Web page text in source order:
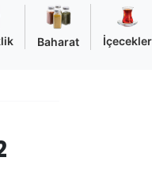
Baharat İçecekler